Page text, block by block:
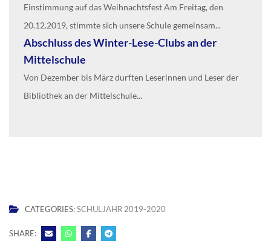
Einstimmung auf das Weihnachtsfest Am Freitag, den
20.12.2019, stimmte sich unsere Schule gemeinsam...
Abschluss des Winter-Lese-Clubs an der
Mittelschule
Von Dezember bis März durften Leserinnen und Leser der
Bibliothek an der Mittelschule...
CATEGORIES:SCHULJAHR 2019-2020
SHARE: